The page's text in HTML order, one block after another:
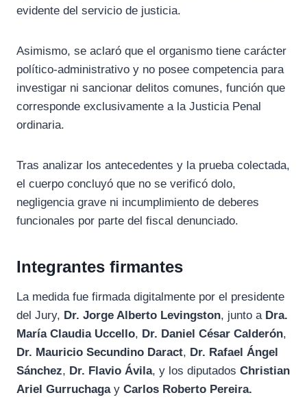
evidente del servicio de justicia.
Asimismo, se aclaró que el organismo tiene carácter
político-administrativo y no posee competencia para
investigar ni sancionar delitos comunes, función que
corresponde exclusivamente a la Justicia Penal
ordinaria.
Tras analizar los antecedentes y la prueba colectada,
el cuerpo concluyó que no se verificó dolo,
negligencia grave ni incumplimiento de deberes
funcionales por parte del fiscal denunciado.
Integrantes firmantes
La medida fue firmada digitalmente por el presidente
del Jury, Dr. Jorge Alberto Levingston, junto a Dra.
María Claudia Uccello, Dr. Daniel César Calderón,
Dr. Mauricio Secundino Daract, Dr. Rafael Ángel
Sánchez, Dr. Flavio Ávila, y los diputados Christian
Ariel Gurruchagay Carlos Roberto Pereira.